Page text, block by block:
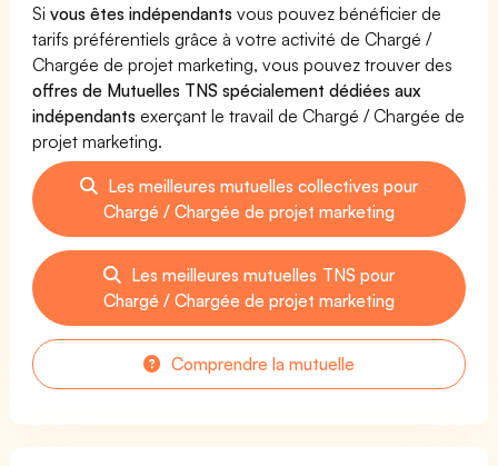
Sivous êtes indépendants vous pouvez bénéficier de
tarifs préférentiels grâce à votre activité de Chargé /
Chargée de projet marketing, vous pouvez trouver des
offres de Mutuelles TNS spécialement dédiées aux
indépendants exerçant le travail de Chargé / Chargée de
projet marketing.
Les meilleures mutuelles collectives pour
Chargé / Chargée de projet marketing
Les meilleures mutuelles TNS pour
Chargé / Chargée de projet marketing
Comprendre la mutuelle